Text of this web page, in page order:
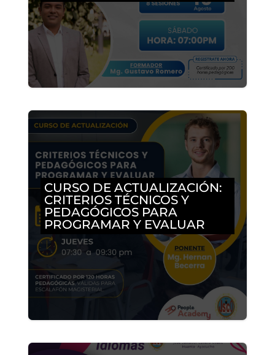
CURSO DE ACTUALIZACIÓN:
CRITERIOS TÉCNICOS Y
PEDAGÓGICOS PARA
PROGRAMAR Y EVALUAR